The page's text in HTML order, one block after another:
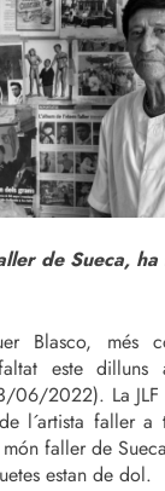
de Sueca,
Blasco, més
este
2022). La JLF
l´artista faller a
faller de
estan de dol.